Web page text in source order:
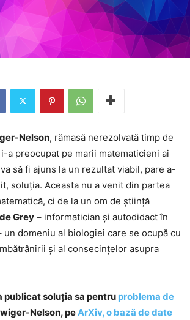
Nelson, rămasă nerezolvată timp de
a preocupat pe marii matematicieni ai
să fi ajuns la un rezultat viabil, pare a-
soluţia. Aceasta nu a venit din partea
ci de la un om de ştiinţă
Grey – informatician şi autodidact în
domeniu al biologiei care se ocupă cu
şi al consecinţelor asupra
publicat soluţia sa pentru problema de
Nelson, peArXiv, o bază de date